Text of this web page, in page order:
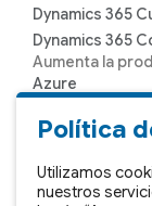
Dynamics 365
Dynamics 365
Aumenta la
Azure
Microsoft
Sharepoint
Política
Utilizamos
nuestros